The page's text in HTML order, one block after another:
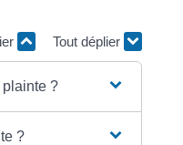
Tout déplier
plainte ?
?